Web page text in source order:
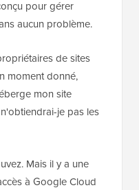
pour gérer
aucun problème.
de sites
moment donné,
mon site
je pas les
Mais il y a une
à Google Cloud